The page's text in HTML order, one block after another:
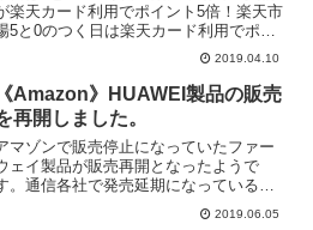
楽天カード利用でポイント5倍！楽天市
5と0のつく日は楽天カード利用でポイ
ント5倍！お買い物マラソンも実施中！↓
それぞれのキャンペーンでエントリーが
必要です。↓毎月5と0の付く日は 楽天カ
ードご利用で...
2019.04.10
《Amazon》HUAWEI製品の販売
再開しました。
マゾンで販売停止になっていたファー
ェイ製品が販売再開となったようで
。通信各社で発売延期になっている
P30やP30 liteもそろそろ受付が再開され
ますかね？《イオンモバイル》HUAWEI
2019.06.05